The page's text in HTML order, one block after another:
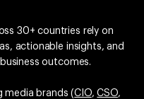
30+ countries rely on
actionable insights, and
outcomes.
media brands (CIO,CSO,